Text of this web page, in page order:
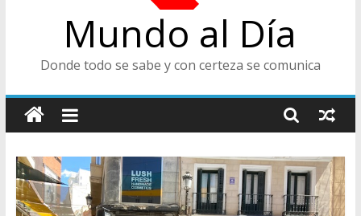
Mundo al Día
Donde todo se sabe y con certeza se comunica